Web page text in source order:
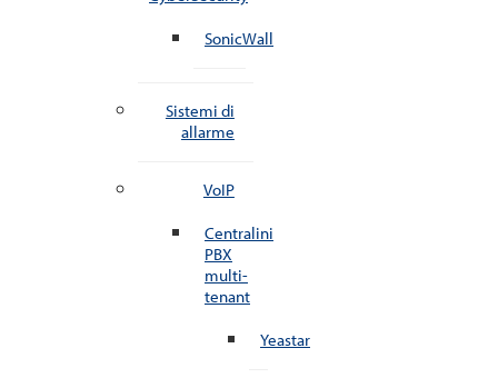
SonicWall
Sistemi di
allarme
VoIP
Centralini
PBX
multi-
tenant
Yeastar